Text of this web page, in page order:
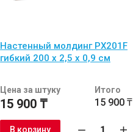
Настенный молдинг PX201F
гибкий 200 х 2,5 х 0,9 см
Цена за штуку
15 900 ₸
Итого
15 900 ₸
В корзину